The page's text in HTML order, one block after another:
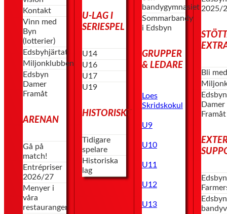
Kontakt
Vinn med
Byn
(lotterier)
Edsbyhjärtat
Miljonklubben
Edsbyn
Damer
Framåt
ARENAN
Gå på
match!
Entrépriser
2026/27
Menyer i
våra
restauranger
U-LAG I
SERIESPEL
U14
U16
U17
U19
HISTORISKT
Tidigare
spelare
Historiska
lag
bandygymnasiet
Sommarbandy
i Edsbyn
GRUPPER
& LEDARE
Loes
Skridskokul
U9
U10
U11
U12
U13
2025/
Bli
Edsbyn
Damer
Framåt